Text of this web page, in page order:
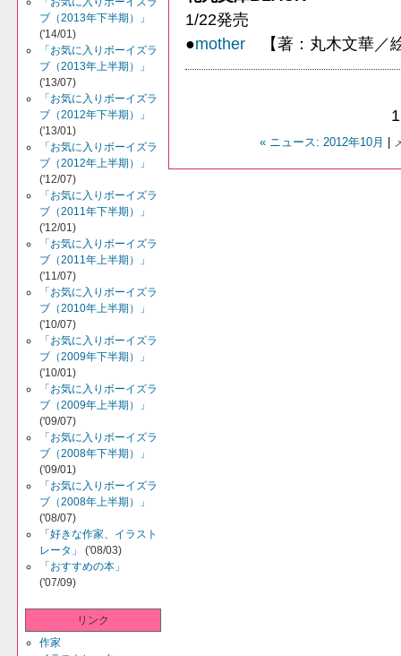
ブ（2013年下半期）」
('14/01)
「お気に入りボーイズラ
ブ（2013年上半期）」
('13/07)
「お気に入りボーイズラ
ブ（2012年下半期）」
('13/01)
「お気に入りボーイズラ
ブ（2012年上半期）」
('12/07)
「お気に入りボーイズラ
ブ（2011年下半期）」
('12/01)
「お気に入りボーイズラ
ブ（2011年上半期）」
('11/07)
「お気に入りボーイズラ
ブ（2010年上半期）」
('10/07)
「お気に入りボーイズラ
ブ（2009年下半期）」
('10/01)
「お気に入りボーイズラ
ブ（2009年上半期）」
('09/07)
「お気に入りボーイズラ
ブ（2008年下半期）」
('09/01)
「お気に入りボーイズラ
ブ（2008年上半期）」
('08/07)
「好きな作家、イラスト
レータ」
('08/03)
「おすすめの本」
('07/09)
リンク
作家
1/22発売
●mother 【著：丸木文華／
« ニュース: 2012年10月 |